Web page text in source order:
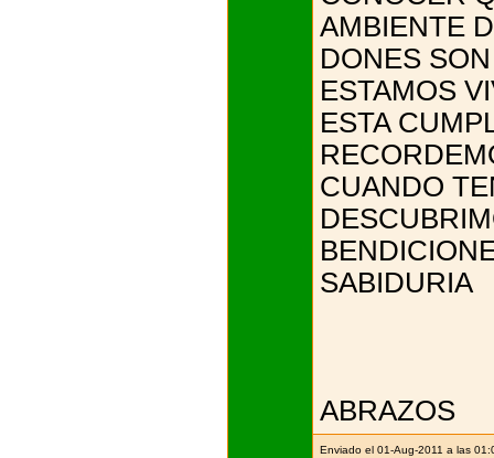
AMBIENTE
DONES
ESTAMOS
ESTA
CUANDO
SABIDURIA
ABRAZOS
Enviado el 01-Aug-2011 a las